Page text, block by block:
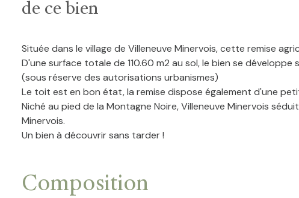
de ce bien
Située dans le village de Villeneuve Minervois, cette remise
D'une surface totale de 110.60 m2 au sol, le bien se
(sous réserve des autorisations urbanismes)
Le toit est en bon état, la remise dispose également d'une
Niché au pied de la Montagne Noire, Villeneuve Minervois
Minervois.
Un bien à découvrir sans tarder !
Composition